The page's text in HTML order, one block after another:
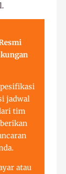
jadwal
tim
atau